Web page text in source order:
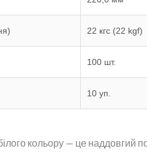
22 кгс (22 kgf)
100 шт.
10 уп.
кольору — це наддовгий